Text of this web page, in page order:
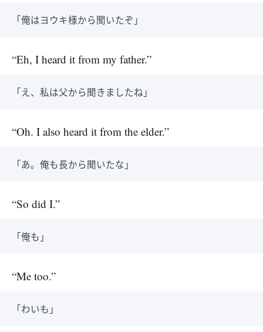
「俺はヨウキ様から聞いたぞ」
“Eh, I heard it from my father.”
「え、私は父から聞きましたね」
“Oh. I also heard it from the elder.”
「あ。俺も長から聞いたな」
“So did I.”
「俺も」
“Me too.”
「わいも」